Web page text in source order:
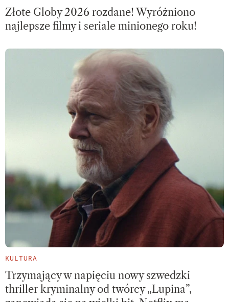
Złote Globy 2026 rozdane! Wyróżniono
najlepsze filmy i seriale minionego roku!
KULTURA
Trzymający w napięciu nowy szwedzki
thriller kryminalny od twórcy „Lupina”,